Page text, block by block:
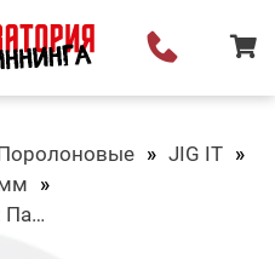
JIG IT
Поролоновая Рыбка Jig It Пакет 4 шт 125 мм Цвет MIX 2